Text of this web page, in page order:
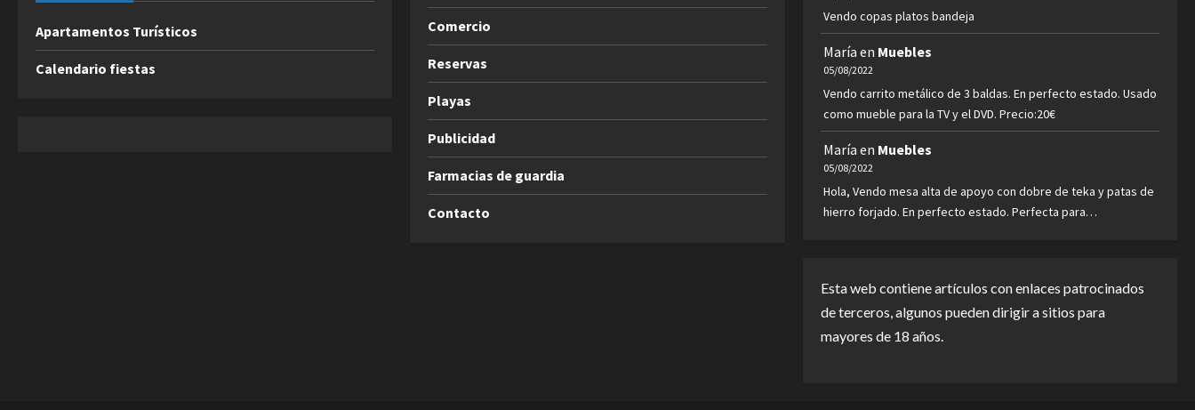
Apartamentos Turísticos
Calendario fiestas
Comercio
Reservas
Playas
Publicidad
Farmacias de guardia
Contacto
Vendo copas platos bandeja
María en Muebles
05/08/2022
Vendo carrito metálico de 3 baldas. En perfecto estado. Usado
como mueble para la TV y el DVD. Precio:20€
María en Muebles
05/08/2022
Hola, Vendo mesa alta de apoyo con dobre de teka y patas de
hierro forjado. En perfecto estado. Perfecta para…
Esta web contiene artículos con enlaces patrocinados
de terceros, algunos pueden dirigir a sitios para
mayores de 18 años.